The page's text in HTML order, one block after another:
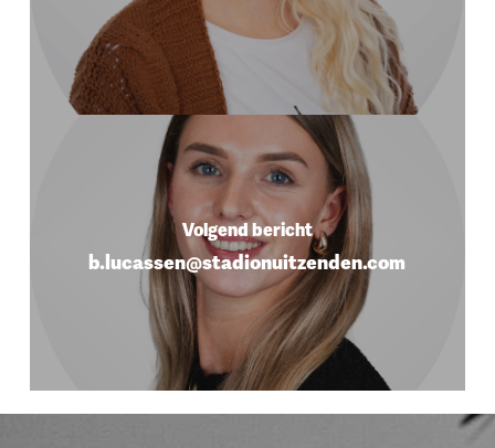
Volgend bericht
b.lucassen@stadionuitzenden.com